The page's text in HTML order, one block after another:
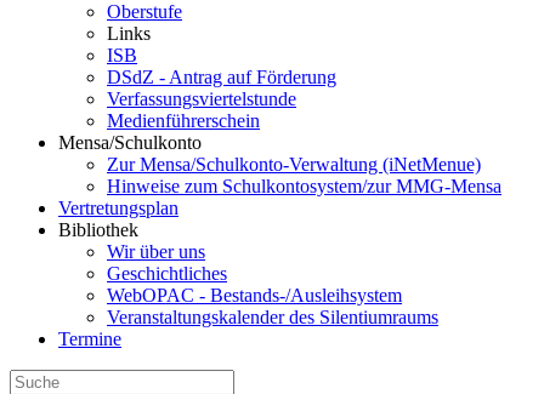
Oberstufe
Links
ISB
DSdZ - Antrag auf Förderung
Verfassungsviertelstunde
Medienführerschein
Mensa/Schulkonto
Zur Mensa/Schulkonto-Verwaltung (iNetMenue)
Hinweise zum Schulkontosystem/zur MMG-Mensa
Vertretungsplan
Bibliothek
Wir über uns
Geschichtliches
WebOPAC - Bestands-/Ausleihsystem
Veranstaltungskalender des Silentiumraums
Termine